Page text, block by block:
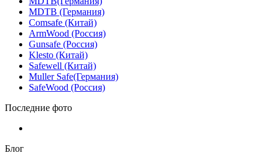
MDTB (Германия)
Comsafe (Китай)
ArmWood (Россия)
Gunsafe (Россия)
Klesto (Китай)
Safewell (Китай)
Muller Safe(Германия)
SafeWood (Россия)
Последние фото
Блог